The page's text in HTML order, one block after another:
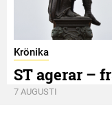
Krönika
ST agerar –
7 AUGUSTI